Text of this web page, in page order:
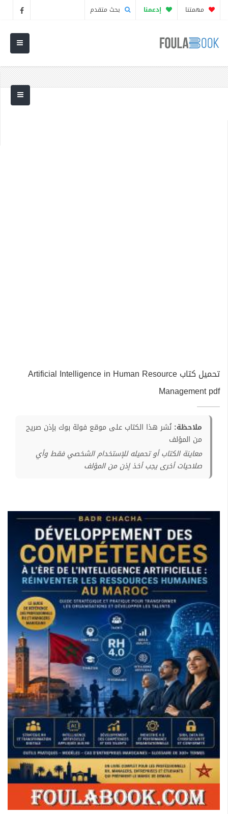
مهمتنا إدعمنا بحث متقدم
تحميل كتاب Artificial Intelligence in Human Resource
Management pdf
ملاحظة: نُشر هذا الكتاب على موقع فولة بوك بإذن صريح
من المؤلف
معاينة الكتاب أو تحميله للإستخدام الشخصي فقط وأي
صلاحيات أخرى يجب أخذ إذن من المؤلف